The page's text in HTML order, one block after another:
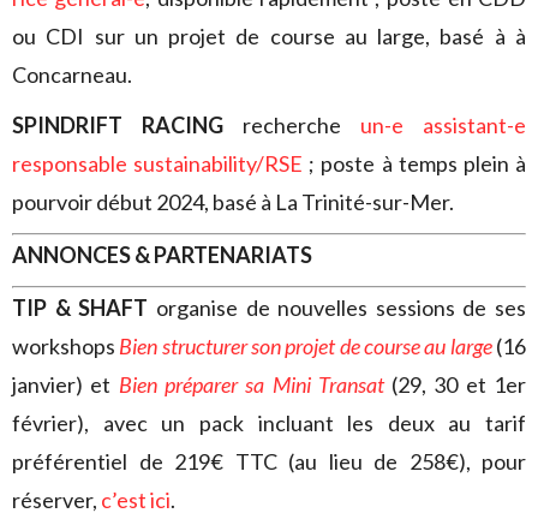
ou CDI sur un projet de course au large, basé à à
Concarneau.
SPINDRIFT RACING recherche un-e assistant-e
responsable sustainability/RSE ; poste à temps plein à
pourvoir début 2024, basé à La Trinité-sur-Mer.
ANNONCES & PARTENARIATS
TIP & SHAFT organise de nouvelles sessions de ses
workshops Bien structurer son projet de course au large(16
janvier) et Bien préparer sa Mini Transat(29, 30 et 1er
février), avec un pack incluant les deux au tarif
préférentiel de 219€ TTC (au lieu de 258€), pour
réserver, c’est ici.